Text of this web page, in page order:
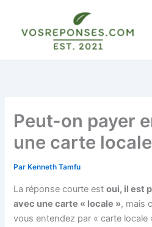
contenu
Peut-on payer
une carte
Par Kenneth Tamfu
La réponse courte estoui, il est
avec une carte « locale », mais
vous entendez par « carte